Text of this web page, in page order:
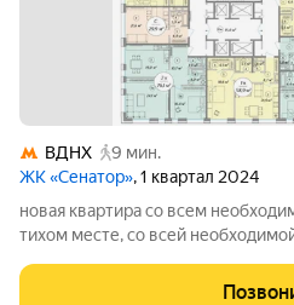
ВДНХ
9 мин.
ЖК «Сенатор», 1 квартал 2024
новая квартира со всем
тихом месте, со всей